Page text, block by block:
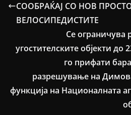
СООБРАЌАЈ СО НОВ
ВЕЛОСИПЕДИСТИТЕ
Се ограничува
угостителските објекти до
го прифати
разрешување на
функција на Националната